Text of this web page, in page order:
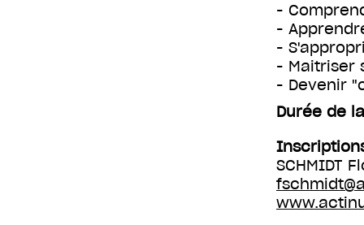
-
-
-
- Maitriser
- Devenir
Durée de
SCHMIDT